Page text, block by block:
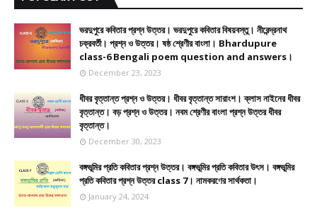
ভরদুপুরে কবিতার প্রশ্ন উত্তর। ভরদুপুরে কবিতার বিষয়বস্তু। নীরেন্দ্রনাথ
চক্রবর্তী। প্রশ্ন ও উত্তর। ষষ্ঠ শ্রেণীর বাংলা। Bhardupure
class-6 Bengali poem question and answers।
December 23, 2023
ধীবর বৃত্তান্ত প্রশ্ন ও উত্তর। ধীবর বৃত্তান্ত সারাংশ। ক্লাস নাইনের ধীবর
বৃত্তান্ত। বড় প্রশ্ন ও উত্তর। নবম শ্রেণীর বাংলা প্রশ্ন উত্তর ধীবর
বৃত্তান্ত।
December 30, 2023
বঙ্গভূমির প্রতি কবিতার প্রশ্ন উত্তর। বঙ্গভূমির প্রতি কবিতার উৎস। বঙ্গভূমির
প্রতি কবিতার প্রশ্ন উত্তর class 7। নামকরণের সার্থকতা।
January 24, 2024